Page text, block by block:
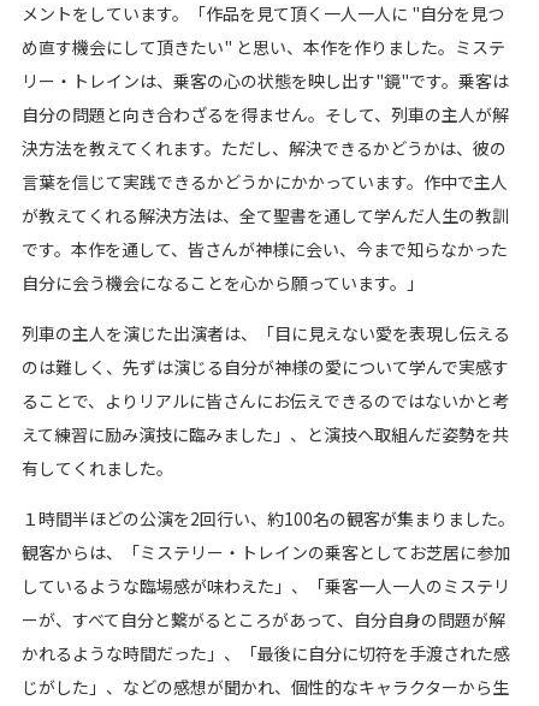
メントをしています。「作品を見て頂く一人一人に "自分を見つ
め直す機会にして頂きたい" と思い、本作を作りました。ミステ
リー・トレインは、乗客の心の状態を映し出す"鏡"です。乗客は
自分の問題と向き合わざるを得ません。そして、列車の主人が解
決方法を教えてくれます。ただし、解決できるかどうかは、彼の
言葉を信じて実践できるかどうかにかかっています。作中で主人
が教えてくれる解決方法は、全て聖書を通して学んだ人生の教訓
です。本作を通して、皆さんが神様に会い、今まで知らなかった
自分に会う機会になることを心から願っています。」
列車の主人を演じた出演者は、「目に見えない愛を表現し伝える
のは難しく、先ずは演じる自分が神様の愛について学んで実感す
ることで、よりリアルに皆さんにお伝えできるのではないかと考
えて練習に励み演技に臨みました」、と演技へ取組んだ姿勢を共
有してくれました。
１時間半ほどの公演を2回行い、約100名の観客が集まりました。
観客からは、「ミステリー・トレインの乗客としてお芝居に参加
しているような臨場感が味わえた」、「乗客一人一人のミステリ
ーが、すべて自分と繋がるところがあって、自分自身の問題が解
かれるような時間だった」、「最後に自分に切符を手渡された感
じがした」、などの感想が聞かれ、個性的なキャラクターから生